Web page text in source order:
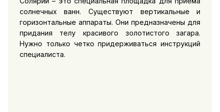
солнечных ванн. Существуют вертикальные и
горизонтальные аппараты. Они предназначены для
придания телу красивого золотистого загара.
Нужно только четко придерживаться инструкций
специалиста.